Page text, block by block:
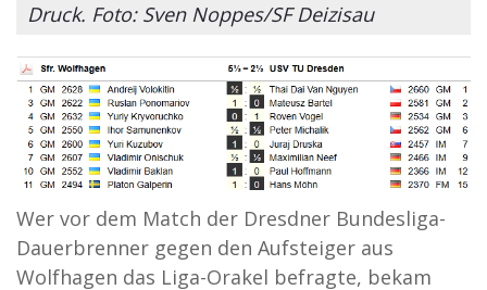
Druck. Foto: Sven Noppes/SF Deizisau
Wer vor dem Match der Dresdner Bundesliga-
Dauerbrenner gegen den Aufsteiger aus
Wolfhagen das Liga-Orakel befragte, bekam